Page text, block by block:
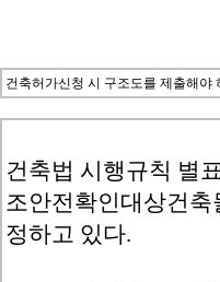
건축허가신청 시 구조도를 제출해야
건축법 시행규칙 별
조안전확인대상건
정하고 있다.